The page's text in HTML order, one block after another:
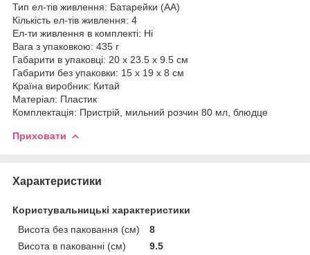
Тип ел-тів живлення: Батарейки (АА)
Кількість ел-тів живлення: 4
Ел-ти живлення в комплекті: Ні
Вага з упаковкою: 435 г
Габарити в упаковці: 20 x 23.5 x 9.5 см
Габарити без упаковки: 15 x 19 x 8 см
Країна виробник: Китай
Матеріал: Пластик
Комплектація: Пристрій, мильний розчин 80 мл, блюдце
Приховати
Характеристики
Користувальницькі характеристики
Висота без паковання (см)
8
Висота в пакованні (см)
9.5